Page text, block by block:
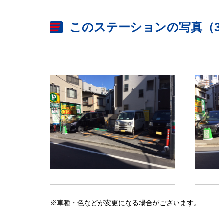
このステーションの写真（
※車種・色などが変更になる場合がございます。